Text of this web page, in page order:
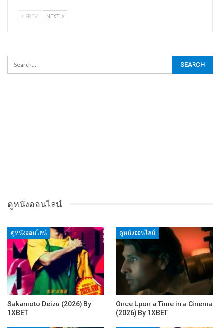
PREV NEXT
ดูหนังออนไลน์
ดูหนังออนไลน์
Sakamoto Deizu (2026) By
1XBET
ดูหนังออนไลน์
Once Upon a Time in a Cinema
(2026) By 1XBET